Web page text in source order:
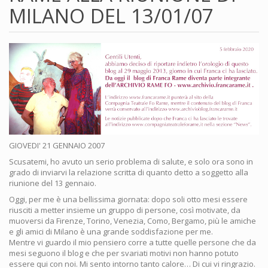
MILANO DEL 13/01/07
GIOVEDI' 21 GENNAIO 2007
Scusatemi, ho avuto un serio problema di salute, e solo ora sono in
grado di inviarvi la relazione scritta di quanto detto a soggetto alla
riunione del 13 gennaio.
Oggi, per me è una bellissima giornata: dopo soli otto mesi essere
riusciti a metter insieme un gruppo di persone, così motivate, da
muoversi da Firenze, Torino, Venezia, Como, Bergamo, più le amiche
e gli amici di Milano è una grande soddisfazione per me.
Mentre vi guardo il mio pensiero corre a tutte quelle persone che da
mesi seguono il blog e che per svariati motivi non hanno potuto
essere qui con noi. Mi sento intorno tanto calore… Di cui vi ringrazio.